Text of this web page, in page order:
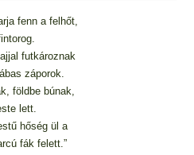
fenn a felhőt,
futkároznak
záporok.
földbe búnak,
lett.
hőség ül a
fák felett.”